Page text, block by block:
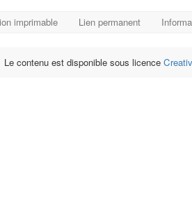
imprimable Lien permanent
Le contenu est disponible sous licence